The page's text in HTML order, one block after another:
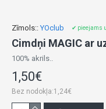
Zīmols:: YOclub ✔ pieejams
Cimdņi MAGIC ar
100% akrils..
1,50€
Bez nodokļa:1,24€